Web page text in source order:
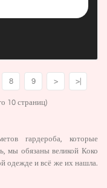
8 9 > >|
10 страниц)
гардероба, которые
мы обязаны великой Коко
одежде и всё же их нашла.